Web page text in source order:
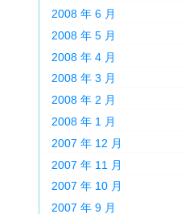
2008 年 6 月
2008 年 5 月
2008 年 4 月
2008 年 3 月
2008 年 2 月
2008 年 1 月
2007 年 12 月
2007 年 11 月
2007 年 10 月
2007 年 9 月